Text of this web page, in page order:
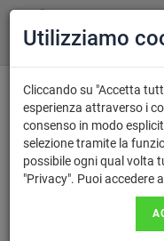
Inserisci il
Utilizziamo
Cliccando su "Accetta
esperienza attraverso i
consenso in modo
selezione tramite la
possibile ogni qual volta
"Privacy". Puoi accedere